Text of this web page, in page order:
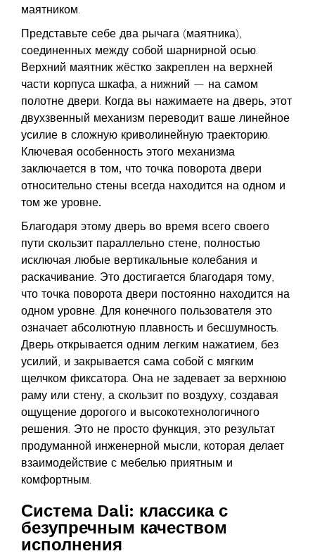
маятником.
Представьте себе два рычага (маятника),
соединенных между собой шарнирной осью.
Верхний маятник жёстко закреплен на верхней
части корпуса шкафа, а нижний — на самом
полотне двери. Когда вы нажимаете на дверь, этот
двухзвенный механизм переводит ваше линейное
усилие в сложную криволинейную траекторию.
Ключевая особенность этого механизма
заключается в том, что точка поворота двери
относительно стены всегда находится на одном и
том же уровне.
Благодаря этому дверь во время всего своего
пути скользит параллельно стене, полностью
исключая любые вертикальные колебания и
раскачивание. Это достигается благодаря тому,
что точка поворота двери постоянно находится на
одном уровне. Для конечного пользователя это
означает абсолютную плавность и бесшумность.
Дверь открывается одним легким нажатием, без
усилий, и закрывается сама собой с мягким
щелчком фиксатора. Она не задевает за верхнюю
раму или стену, а скользит по воздуху, создавая
ощущение дорогого и высокотехнологичного
решения. Это не просто функция, это результат
продуманной инженерной мысли, которая делает
взаимодействие с мебелью приятным и
комфортным.
Система Dali: классика с
безупречным качеством
исполнения